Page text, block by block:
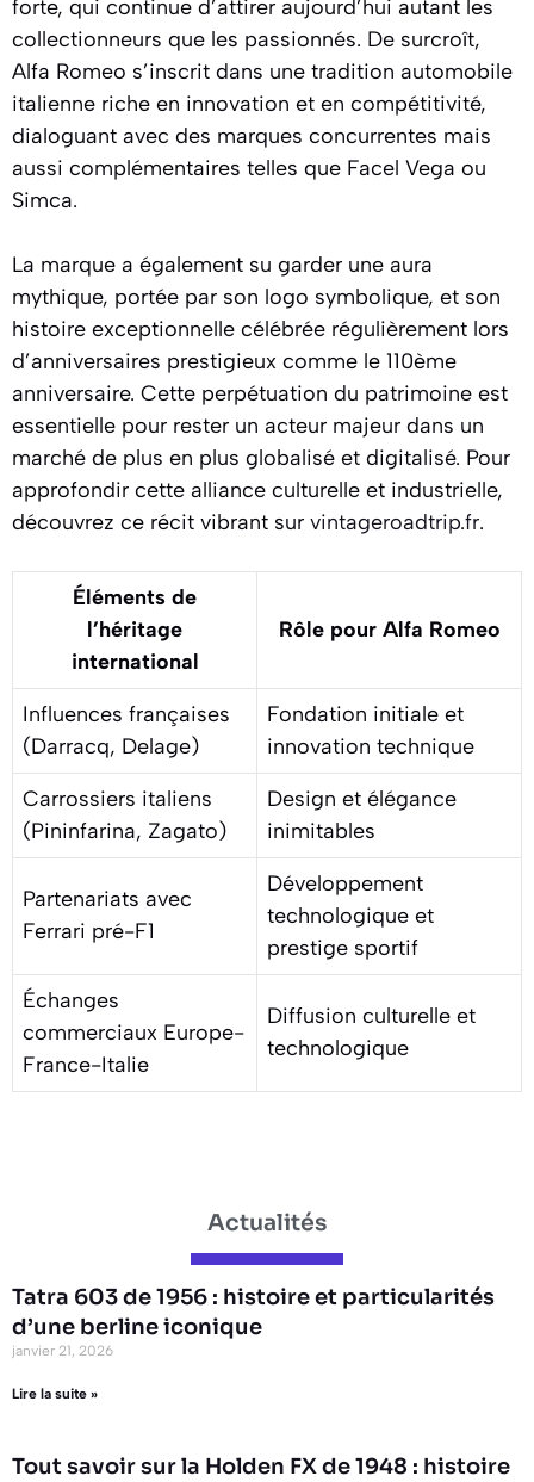
forte, qui continue d’attirer aujourd’hui autant les
collectionneurs que les passionnés. De surcroît,
Alfa Romeo s’inscrit dans une tradition automobile
italienne riche en innovation et en compétitivité,
dialoguant avec des marques concurrentes mais
aussi complémentaires telles que Facel Vega ou
Simca.
La marque a également su garder une aura
mythique, portée par son logo symbolique, et son
histoire exceptionnelle célébrée régulièrement lors
d’anniversaires prestigieux comme le 110ème
anniversaire. Cette perpétuation du patrimoine est
essentielle pour rester un acteur majeur dans un
marché de plus en plus globalisé et digitalisé. Pour
approfondir cette alliance culturelle et industrielle,
découvrez ce récit vibrant sur vintageroadtrip.fr.
Éléments de
l’héritage
international
Rôle pour Alfa Romeo
Influences françaises
(Darracq, Delage)
Fondation initiale et
innovation technique
Carrossiers italiens
(Pininfarina, Zagato)
Design et élégance
inimitables
Partenariats avec
Ferrari pré-F1
Développement
technologique et
prestige sportif
Échanges
commerciaux Europe-
France-Italie
Diffusion culturelle et
technologique
Actualités
Tatra 603 de 1956 : histoire et particularités
d’une berline iconique
janvier 21, 2026
Lire la suite »
Tout savoir sur la Holden FX de 1948 : histoire